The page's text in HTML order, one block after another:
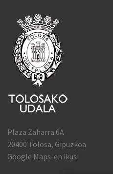
Plaza Zaharra 6A
20400 Tolosa, Gipuzkoa
Google Maps-en ikusi